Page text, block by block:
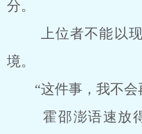
分。
上位者不能以现
境。
“这件事，我不会
霍邵澎语速放得